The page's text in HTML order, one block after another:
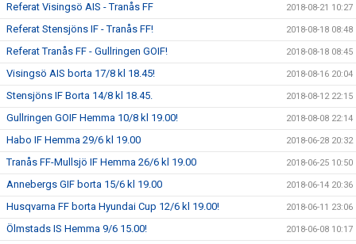
Referat Visingsö AIS - Tranås FF 2018-08-21 10:27
Referat Stensjöns IF - Tranås FF! 2018-08-18 08:48
Referat Tranås FF - Gullringen GOIF! 2018-08-18 08:45
Visingsö AIS borta 17/8 kl 18.45! 2018-08-16 20:04
Stensjöns IF Borta 14/8 kl 18.45. 2018-08-12 22:15
Gullringen GOIF Hemma 10/8 kl 19.00! 2018-08-08 22:14
Habo IF Hemma 29/6 kl 19.00 2018-06-28 20:32
Tranås FF-Mullsjö IF Hemma 26/6 kl 19.00 2018-06-25 10:50
Annebergs GIF borta 15/6 kl 19.00 2018-06-14 20:36
Husqvarna FF borta Hyundai Cup 12/6 kl 19.00! 2018-06-11 23:06
Ölmstads IS Hemma 9/6 15.00! 2018-06-08 10:17